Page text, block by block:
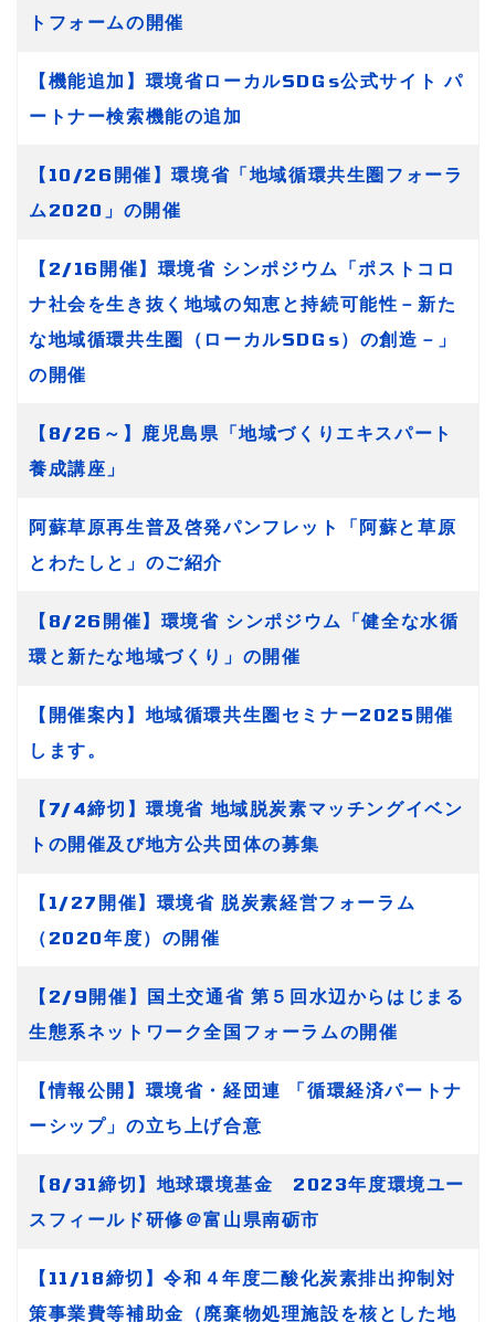
トフォームの開催
【機能追加】環境省ローカルSDGs公式サイト パ
ートナー検索機能の追加
【10/26開催】環境省「地域循環共生圏フォーラ
ム2020」の開催
【2/16開催】環境省 シンポジウム「ポストコロ
ナ社会を生き抜く地域の知恵と持続可能性－新た
な地域循環共生圏（ローカルSDGs）の創造－」
の開催
【8/26～】鹿児島県「地域づくりエキスパート
養成講座」
阿蘇草原再生普及啓発パンフレット「阿蘇と草原
とわたしと」のご紹介
【8/26開催】環境省 シンポジウム「健全な水循
環と新たな地域づくり」の開催
【開催案内】地域循環共生圏セミナー2025開催
します。
【7/4締切】環境省 地域脱炭素マッチングイベン
トの開催及び地方公共団体の募集
【1/27開催】環境省 脱炭素経営フォーラム
（2020年度）の開催
【2/9開催】国土交通省 第５回水辺からはじまる
生態系ネットワーク全国フォーラムの開催
【情報公開】環境省・経団連 「循環経済パートナ
ーシップ」の立ち上げ合意
【8/31締切】地球環境基金 2023年度環境ユー
スフィールド研修＠富山県南砺市
【11/18締切】令和４年度二酸化炭素排出抑制対
策事業費等補助金（廃棄物処理施設を核とした地